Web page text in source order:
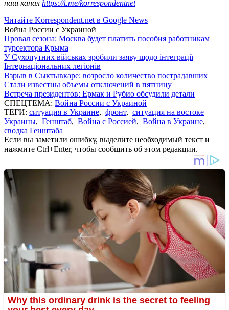
наш канал https://t.me/korrespondentnet
Читайте Korrespondent.net в Google News
Война России с Украиной
Провал сезона: Москва будет платить пособия работникам
турсектора Крыма
У Сухопутних військах зробили заяву щодо інтеграції
Інтернаціональних легіонів
Взрыв в Сыктывкаре: возросло количество пострадавших
Стали известны объемы отключений в пятницу
Встреча президентов: Ермак и Рубио обсудили детали
СПЕЦТЕМА: Война России с Украиной
ТЕГИ: ситуация в Украине, фронт, ситуация на востоке
Украины, Генштаб, Война с Россией, Война в Украине,
сводка Генштаба
Если вы заметили ошибку, выделите необходимый текст и
нажмите Ctrl+Enter, чтобы сообщить об этом редакции.